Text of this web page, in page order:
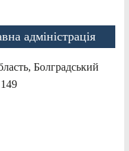
адміністрація
Болградський